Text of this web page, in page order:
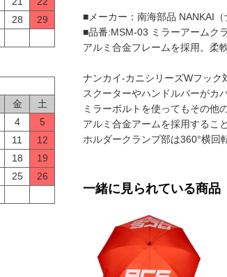
28
29
金
土
4
5
11
12
18
19
25
26
■メーカー：南海部品 NANKAI（
■品番:MSM-03 ミラーアームク
アルミ合金フレームを採用。柔
ナンカイ-カニシリーズWフック
スクーターやハンドルバーがカ
ミラーボルトを使ってもその他
アルミ合金アームを採用するこ
ホルダークランプ部は360°横回
一緒に見られている商品